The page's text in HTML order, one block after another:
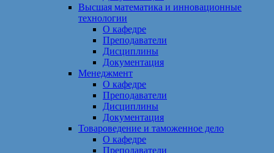
Высшая математика и инновационные
технологии
О кафедре
Преподаватели
Дисциплины
Документация
Менеджмент
О кафедре
Преподаватели
Дисциплины
Документация
Товароведение и таможенное дело
О кафедре
Преподаватели